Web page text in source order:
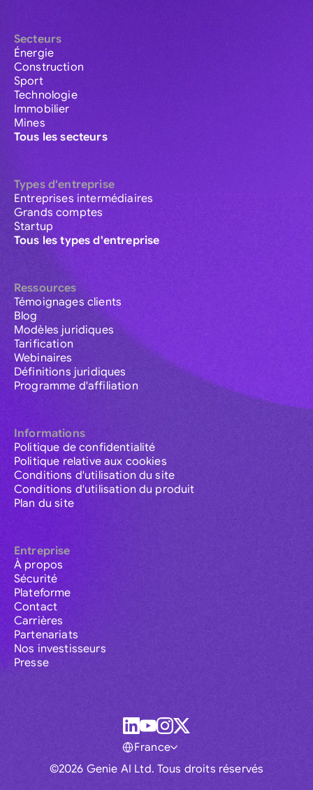
Secteurs
Énergie
Construction
Sport
Technologie
Immobilier
Mines
Tous les secteurs
Types d'entreprise
Entreprises intermédiaires
Grands comptes
Startup
Tous les types d'entreprise
Ressources
Témoignages clients
Blog
Modèles juridiques
Tarification
Webinaires
Définitions juridiques
Programme d'affiliation
Informations
Politique de confidentialité
Politique relative aux cookies
Conditions d'utilisation du site
Conditions d'utilisation du produit
Plan du site
Entreprise
À propos
Sécurité
Plateforme
Contact
Carrières
Partenariats
Nos investisseurs
Presse
©2026 Genie AI Ltd. Tous droits réservés
France